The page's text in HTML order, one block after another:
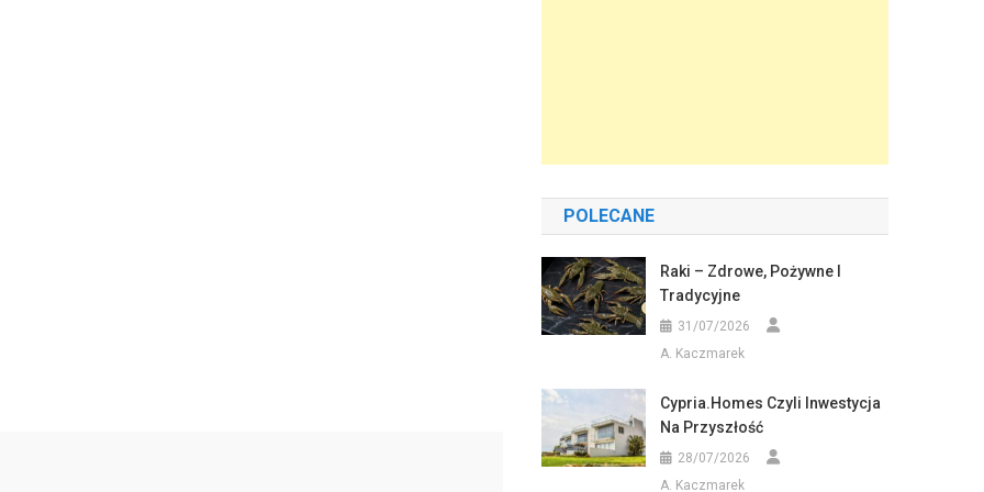
POLECANE
Raki – Zdrowe, Pożywne I
Tradycyjne
31/07/2026
A. Kaczmarek
Cypria.homes Czyli Inwestycja
Na Przyszłość
28/07/2026
A. Kaczmarek